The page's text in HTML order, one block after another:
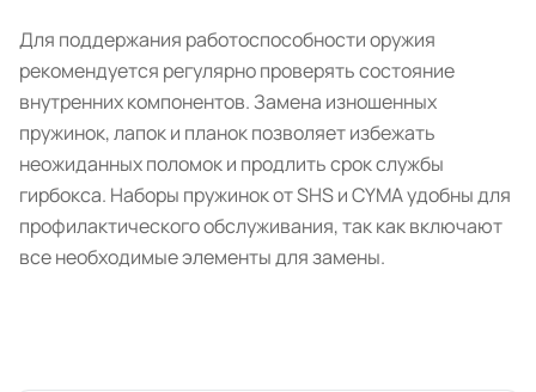
Для поддержания работоспособности оружия
рекомендуется регулярно проверять состояние
внутренних компонентов. Замена изношенных
пружинок, лапок и планок позволяет избежать
неожиданных поломок и продлить срок службы
гирбокса. Наборы пружинок от SHS и CYMA удобны для
профилактического обслуживания, так как включают
все необходимые элементы для замены.